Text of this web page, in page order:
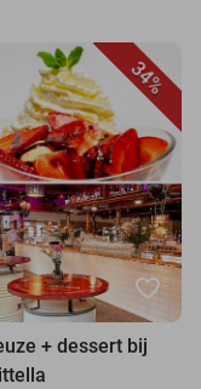
34%
favorite_border
+ dessert bij